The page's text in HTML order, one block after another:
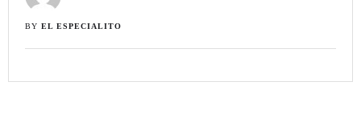
BY EL ESPECIALITO